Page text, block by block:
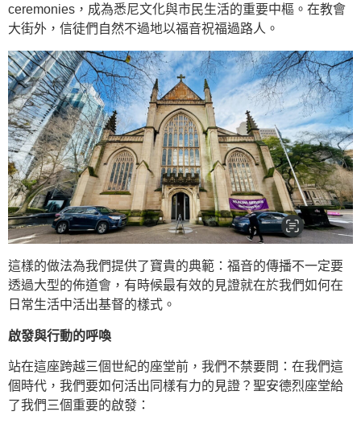
ceremonies，成為悉尼文化與市民生活的重要中樞。在教會
大街外，信徒們自然不過地以福音祝福過路人。
這樣的做法為我們提供了寶貴的典範：福音的傳播不一定要
透過大型的佈道會，有時候最有效的見證就在於我們如何在
日常生活中活出基督的樣式。
啟發與行動的呼喚
站在這座跨越三個世紀的座堂前，我們不禁要問：在我們這
個時代，我們要如何活出同樣有力的見證？聖安德烈座堂給
了我們三個重要的啟發：